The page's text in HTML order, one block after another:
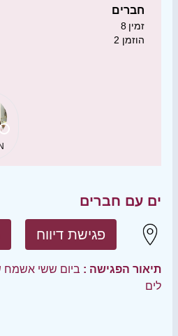
חברים
8 זמין
2 הוזמן
ים עם חברים
פגישת דיווח
תיאור הפגישה : ביום ששי אשמח
לים